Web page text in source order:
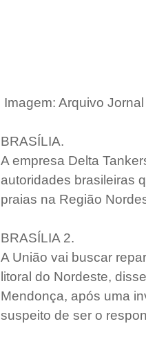
Imagem: Arquivo
BRASÍLIA.
A empresa Delta
autoridades brasileiras
praias na Região
BRASÍLIA 2.
A União vai buscar
litoral do Nordeste,
Mendonça, após uma
suspeito de ser o